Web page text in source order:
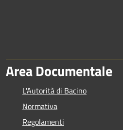
Area Documentale
L'Autorità di Bacino
Normativa
Regolamenti